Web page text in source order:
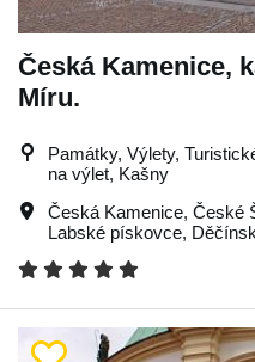
Česká Kamenice,
Míru.
Památky, Výlety,
na výlet, Kašny
Česká Kamenice, České
Labské pískovce,